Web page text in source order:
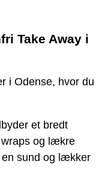
Take Away i
i Odense, hvor du
et bredt
wraps og lækre
sund og lækker